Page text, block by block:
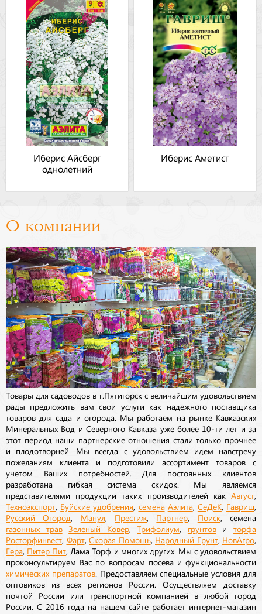
Иберис Айсберг
однолетний
Иберис Аметист
О компании
Товары для садоводов в г.Пятигорск с величайшим удовольствием
рады предложить вам свои услуги как надежного поставщика
товаров для сада и огорода. Мы работаем на рынке Кавказских
Минеральных Вод и Северного Кавказа уже более 10-ти лет и за
этот период наши партнерские отношения стали только прочнее
и плодотворней. Мы всегда с удовольствием идем навстречу
пожеланиям клиента и подготовили ассортимент товаров с
учетом Ваших потребностей. Для постоянных клиентов
разработана гибкая система скидок. Мы являемся
представителями продукции таких производителей как Август
Техноэкспорт Буйские удобрения семена Аэлита, СеДеК Гавриш
Русский Огород Манул, Престиж Партнер Поиск, семена
газонных трав Зеленый Ковер,Трифолиум грунтовиторфа
Росторфинвест Фарт, Скорая Помощь Народный Грунт, НовАгро
Гера Питер Пит , Лама Торф и многих других. Мы с удовольствием
проконсультируем Вас по вопросам посева и функциональности
химических препаратов. Предоставляем специальные условия для
оптовиков из всех регионов России. Осуществляем доставку
почтой России или транспортной компанией в любой город
России. С 2016 года на нашем сайте работает интернет-магазин